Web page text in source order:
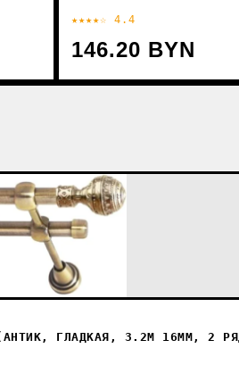
★★★★☆ 4.4
146.20 BYN
(АНТИК, ГЛАДКАЯ, 3.2М 16ММ, 2